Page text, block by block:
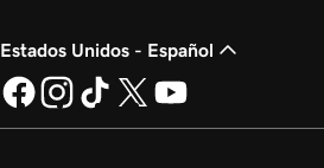
Estados Unidos - Español